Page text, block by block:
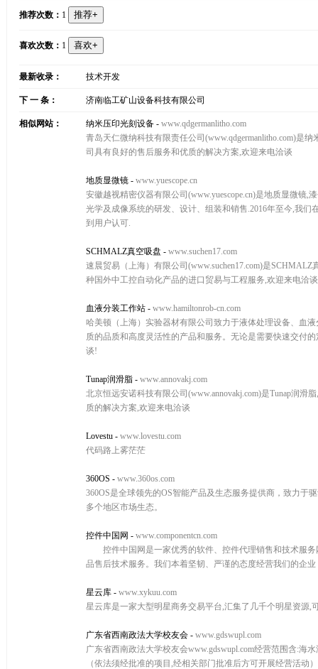
推荐次数： 1
喜欢次数： 1
最新收录： 技术开发
下 一 条： 济南临工矿山设备科技有限公司
相似网站： 纳米压印光刻设备 - www.qdgermanlitho.com
青岛天仁微纳科技有限责任公司(www.qdgermanlitho.com)是
司具有良好的售后服务和优质的解决方案,欢迎来电洽谈
地质显微镜 - www.yuescope.cn
安徽越视精密仪器有限公司(www.yuescope.cn)是地质显微镜
光学及成像系统的研发、设计、组装和销售.2016年至今,我
到用户认可.
SCHMALZ真空吸盘 - www.suchen17.com
速晨贸易（上海）有限公司(www.suchen17.com)是
种国外中工控自动化产品的进口贸易与工程服务,欢迎来电洽谈
血液分装工作站 - www.hamiltonrob-cn.com
哈美顿（上海）实验器材有限公司致力于液体处理设备、血
质的品质和高度灵活性的产品和服务。无论是需要快速交付
谈!
Tunap润滑脂 - www.annovakj.com
北京恒远安诺科技有限公司(www.annovakj.com)是Tunap润滑
质的解决方案,欢迎来电洽谈
Lovestu - www.lovestu.com
代码路上雾茫茫
360OS - www.360os.com
360OS是全球领先的OS智能产品及生态服务提供商，致力于
多个地区市场生态。
控件中国网 - www.componentcn.com
控件中国网是一家优秀的软件、控件代理销售和技术服务
品售后技术服务。我们本着坚韧、严谨的态度经营我们的企
星云库 - www.xykuu.com
星云库是一家大型明星商务交易平台,汇集了几千个明星资源
广东省西南政法大学校友会 - www.gdswupl.com
广东省西南政法大学校友会www.gdswupl.com经营范围含:海
（依法须经批准的项目,经相关部门批准后方可开展经营活动